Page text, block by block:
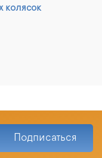
колясок
Подписаться